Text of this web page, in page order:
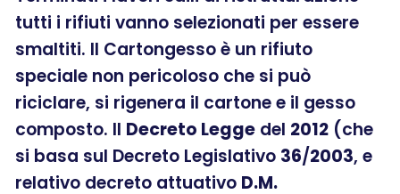
tutti i rifiuti vanno selezionati per essere
smaltiti. Il Cartongesso è un rifiuto
speciale non pericoloso che si può
riciclare, si rigenera il cartone e il gesso
composto. Il Decreto Legge del 2012 (che
si basa sul Decreto Legislativo 36/2003, e
relativo decreto attuativo D.M.